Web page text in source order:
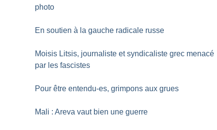
photo
En soutien à la gauche radicale russe
Moisis Litsis, journaliste et syndicaliste grec menacé
par les fascistes
Pour être entendu-es, grimpons aux grues
Mali : Areva vaut bien une guerre